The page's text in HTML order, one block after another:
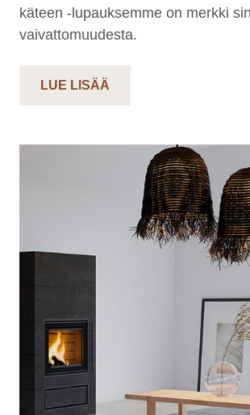
käteen -lupauksemme on merkki
vaivattomuudesta.
LUE LISÄÄ